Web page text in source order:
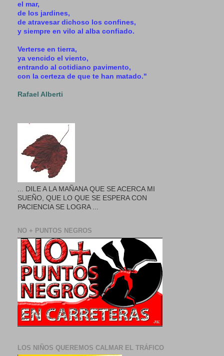
el mar,
de los jardines,
de atravesar dichoso los confines,
y siempre en vilo al alba confiado.
Verterse en tierra,
ya vencido el viento,
entrando al cotidiano pavimento,
con la certeza de que te han matado."
Rafael Alberti
... DILE A LA MAÑANA QUE SE ACERCA MI
SUEÑO, QUE LO QUE SE ESPERA CON
PACIENCIA SE LOGRA ...
NO + PUNTOS NEGROS
LOS NIÑOS QUEREMOS CALMAR EL TRÁFICO